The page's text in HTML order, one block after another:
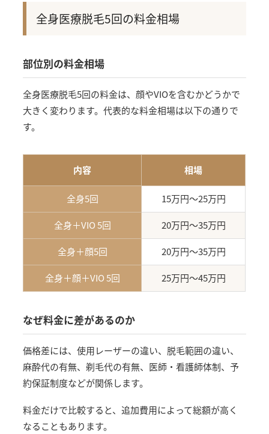
全身医療脱毛5回の料金相場
部位別の料金相場
全身医療脱毛5回の料金は、顔やVIOを含むかどうかで
大きく変わります。代表的な料金相場は以下の通りで
す。
内容 相場
全身5回
15万円〜25万円
全身＋VIO 5回
20万円〜35万円
全身＋顔5回
20万円〜35万円
全身＋顔＋VIO 5回
25万円〜45万円
なぜ料金に差があるのか
価格差には、使用レーザーの違い、脱毛範囲の違い、
麻酔代の有無、剃毛代の有無、医師・看護師体制、予
約保証制度などが関係します。
料金だけで比較すると、追加費用によって総額が高く
なることもあります。